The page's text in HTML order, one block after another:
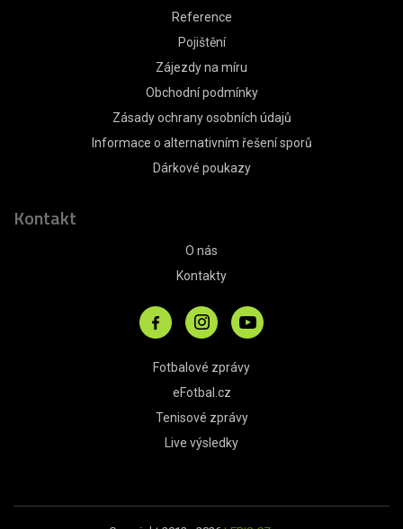
Reference
Pojištění
Zájezdy na míru
Obchodní podmínky
Zásady ochrany osobních údajů
Informace o alternativním řešení sporů
Dárkové poukazy
Kontakt
O nás
Kontakty
Fotbalové zprávy
eFotbal.cz
Tenisové zprávy
Live výsledky